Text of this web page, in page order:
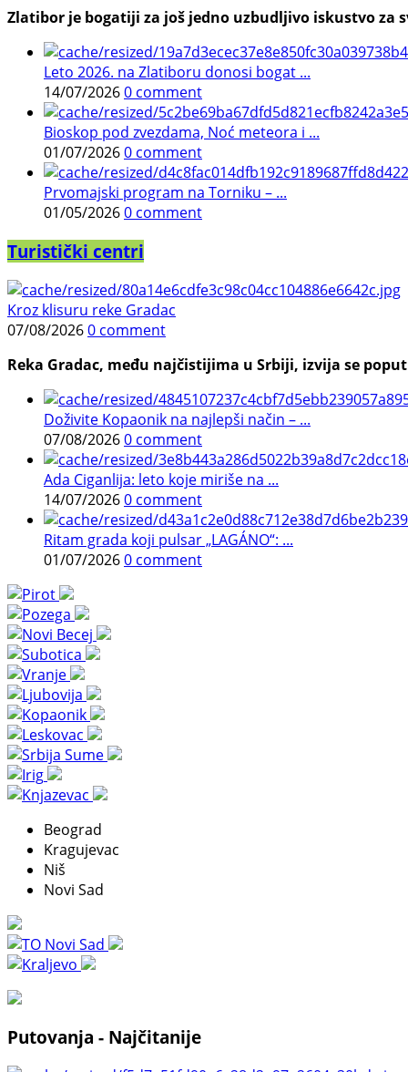
Zlatibor je bogatiji za još jedno uzbudljivo iskustvo
Leto 2026. na Zlatiboru donosi bogat ...
14/07/20260 comment
Bioskop pod zvezdama, Noć meteora i ...
01/07/20260 comment
Prvomajski program na Torniku – ...
01/05/20260 comment
Turistički centri
Kroz klisuru reke Gradac
07/08/20260 comment
Reka Gradac, među najčistijima u Srbiji, izvija se
Doživite Kopaonik na najlepši način – ...
07/08/20260 comment
Ada Ciganlija: leto koje miriše na ...
14/07/20260 comment
Ritam grada koji pulsar „LAGÁNO“: ...
01/07/20260 comment
Beograd
Kragujevac
Niš
Novi Sad
Putovanja - Najčitanije